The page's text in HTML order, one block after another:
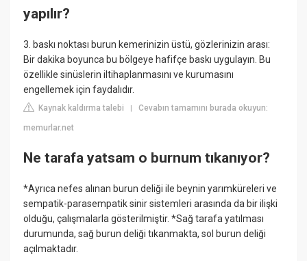
yapılır?
3. baskı noktası burun kemerinizin üstü, gözlerinizin arası:
Bir dakika boyunca bu bölgeye hafifçe baskı uygulayın. Bu
özellikle sinüslerin iltihaplanmasını ve kurumasını
engellemek için faydalıdır.
Kaynak kaldırma talebi |Cevabın tamamını burada okuyun:
memurlar.net
Ne tarafa yatsam o burnum tıkanıyor?
*Ayrıca nefes alınan burun deliği ile beynin yarımküreleri ve
sempatik-parasempatik sinir sistemleri arasında da bir ilişki
olduğu, çalışmalarla gösterilmiştir. *Sağ tarafa yatılması
durumunda, sağ burun deliği tıkanmakta, sol burun deliği
açılmaktadır.